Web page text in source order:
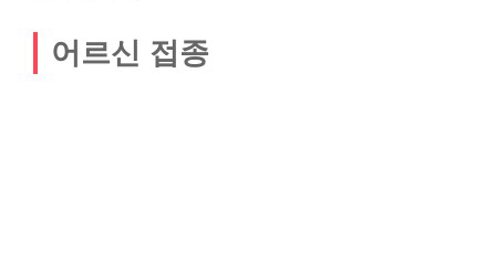
어르신 접종